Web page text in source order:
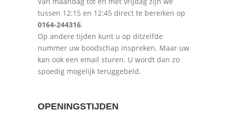
tussen 12:15 en 12:45 direct te bereiken op
0164-244316.
Op andere tijden kunt u op ditzelfde
nummer uw boodschap inspreken. Maar uw
kan ook een email sturen. U wordt dan zo
spoedig mogelijk teruggebeld.
OPENINGSTIJDEN